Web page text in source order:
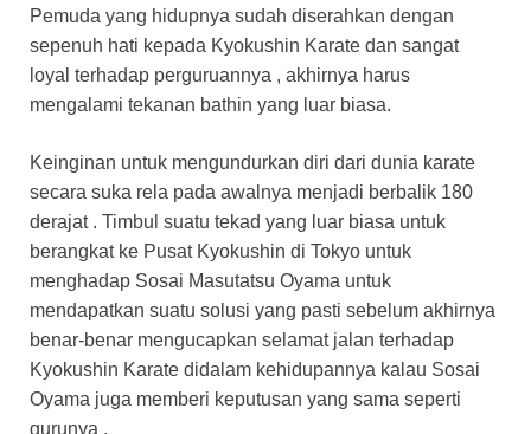
Pemuda yang hidupnya sudah diserahkan dengan
sepenuh hati kepada Kyokushin Karate dan sangat
loyal terhadap perguruannya , akhirnya harus
mengalami tekanan bathin yang luar biasa.
Keinginan untuk mengundurkan diri dari dunia karate
secara suka rela pada awalnya menjadi berbalik 180
derajat . Timbul suatu tekad yang luar biasa untuk
berangkat ke Pusat Kyokushin di Tokyo untuk
menghadap Sosai Masutatsu Oyama untuk
mendapatkan suatu solusi yang pasti sebelum akhirnya
benar-benar mengucapkan selamat jalan terhadap
Kyokushin Karate didalam kehidupannya kalau Sosai
Oyama juga memberi keputusan yang sama seperti
gurunya .